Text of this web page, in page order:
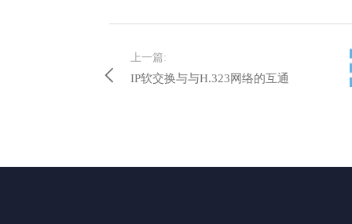
上一篇:
IP软交换与与H.323网络的互通